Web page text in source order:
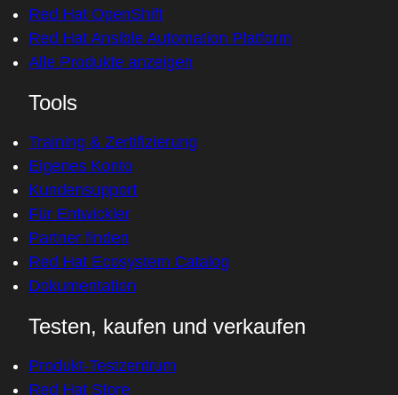
Red Hat OpenShift
Red Hat Ansible Automation Platform
Alle Produkte anzeigen
Tools
Training & Zertifizierung
Eigenes Konto
Kundensupport
Für Entwickler
Partner finden
Red Hat Ecosystem Catalog
Dokumentation
Testen, kaufen und verkaufen
Produkt-Testzentrum
Red Hat Store